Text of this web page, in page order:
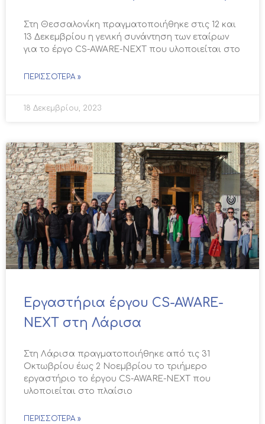
Στη Θεσσαλονίκη πραγματοποιήθηκε στις 12 και
13 Δεκεμβρίου η γενική συνάντηση των εταίρων
για το έργο CS-AWARE-NEXT που υλοποιείται στο
ΠΕΡΙΣΣΌΤΕΡΑ »
18 Δεκεμβρίου, 2023
Εργαστήρια έργου CS-AWARE-
NEXT στη Λάρισα
Στη Λάρισα πραγματοποιήθηκε από τις 31
Οκτωβρίου έως 2 Νοεμβρίου το τριήμερο
εργαστήριο το έργου CS-AWARE-NEXT που
υλοποιείται στο πλαίσιο
ΠΕΡΙΣΣΌΤΕΡΑ »